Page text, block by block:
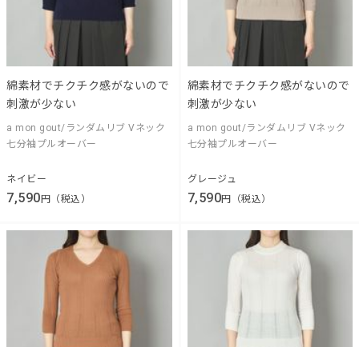
綿素材でチクチク感がないので
刺激が少ない
a mon gout/ランダムリブ Vネック
七分袖プルオーバー
ネイビー
7,590円（税込）
綿素材でチクチク感がないので
刺激が少ない
a mon gout/ランダムリブ Vネック
七分袖プルオーバー
グレージュ
7,590円（税込）